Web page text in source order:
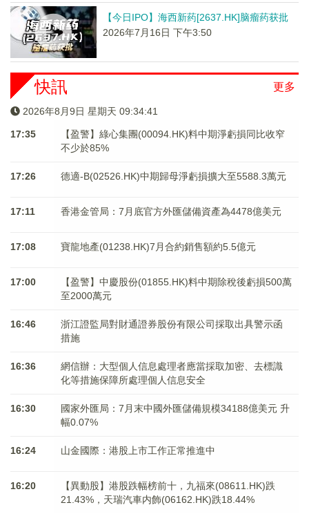
【今日IPO】海西新药[2637.HK]脑瘤药获批
2026年7月16日 下午3:50
更多
快訊
2026年8月9日 星期天 09:34:41
17:35
【盈警】綠心集團(00094.HK)料中期淨虧損同比收窄
不少於85%
17:26 德適-B(02526.HK)中期歸母淨虧損擴大至5588.3萬元
17:11 香港金管局：7月底官方外匯儲備資產為4478億美元
17:08 寶龍地產(01238.HK)7月合約銷售額約5.5億元
17:00
【盈警】中慶股份(01855.HK)料中期除稅後虧損500萬
至2000萬元
16:46
浙江證監局對財通證券股份有限公司採取出具警示函
措施
16:36
網信辦：大型個人信息處理者應當採取加密、去標識
化等措施保障所處理個人信息安全
16:30
國家外匯局：7月末中國外匯儲備規模34188億美元 升
幅0.07%
16:24 山金國際：港股上市工作正常推進中
16:20
【異動股】港股跌幅榜前十，九福來(08611.HK)跌
21.43%，天瑞汽車内飾(06162.HK)跌18.44%